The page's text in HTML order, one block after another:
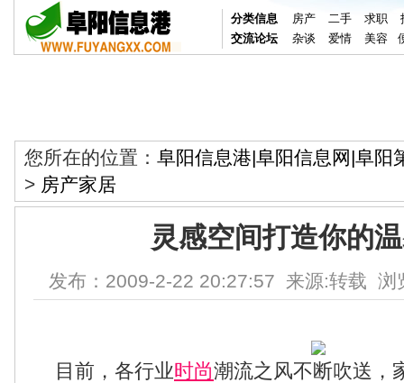
分类信息 房产 二手 求职
交流论坛
杂谈 爱情 美容
您所在的位置： 阜阳信息港|阜阳信息网|阜阳
> 房产家居
灵感空间打造你的
发布：2009-2-22 20:27:57 来源:转载 浏
目前，各行业时尚潮流之风不断吹送，